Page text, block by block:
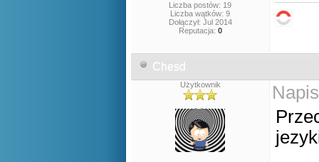
Liczba postów: 19
Liczba wątków: 9
Dołączył: Jul 2014
Reputacja: 0
Chesd
Użytkownik